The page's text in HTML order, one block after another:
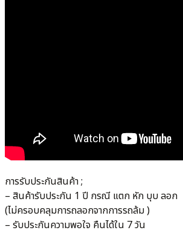
การรับประกันสินค้า ;
– สินค้ารับประกัน 1 ปี กรณี แตก หัก บุบ ลอก
(ไม่ครอบคลุมการถลอกจากการรถล้ม )
– รับประกันความพอใจ คืนได้ใน 7 วัน